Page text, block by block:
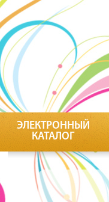
ЭЛЕКТРОННЫЙ
КАТАЛОГ